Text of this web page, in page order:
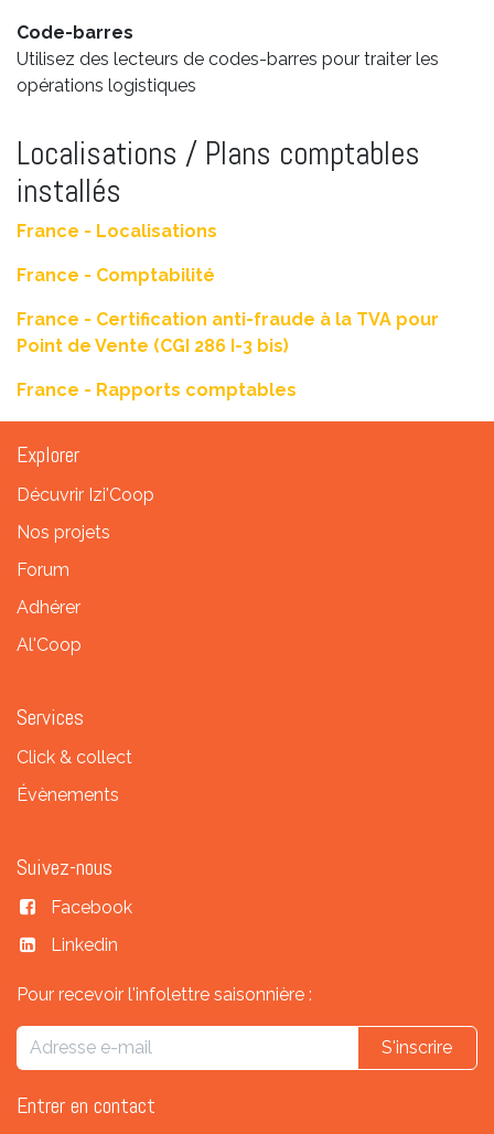
Code-barres
Utilisez des lecteurs de codes-barres pour traiter les
opérations logistiques
Localisations / Plans comptables
installés
France - Localisations
France - Comptabilité
France - Certification anti-fraude à la TVA pour
Point de Vente (CGI 286 I-3 bis)
France - Rapports comptables
Explorer
Décuvrir Izi'Coop
Nos projets
Forum
Adhérer
Al'Coop
Services
Click & collect
Évènements
Suivez-nous
Facebook
Linkedin
Pour recevoir l'infolettre saisonnière :
S'inscrire
Entrer en contact